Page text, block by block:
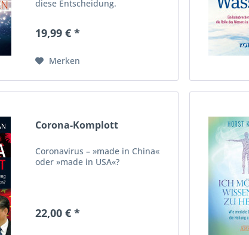
diese Entscheidung.
19,99 € *
Merken
Corona-Komplott
Coronavirus – »made in China«
oder »made in USA«?
22,00 € *